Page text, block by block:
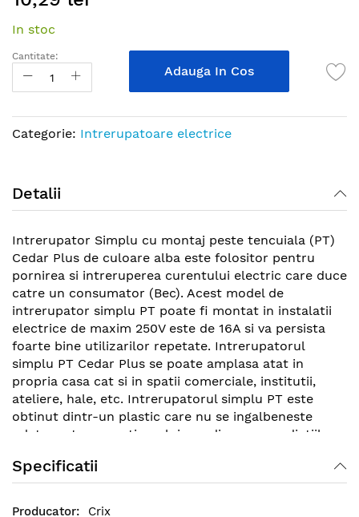
beginning
of
images
In stoc
Cantitate:
Adauga In Cos
Categorie: Intrerupatoare electrice
Detalii
Intrerupator Simplu cu montaj peste tencuiala (PT)
Cedar Plus de culoare alba este folositor pentru
pornirea si intreruperea curentului electric care duce
catre un consumator (Bec). Acest model de
intrerupator simplu PT poate fi montat in instalatii
electrice de maxim 250V este de 16A si va persista
foarte bine utilizarilor repetate. Intrerupatorul
simplu PT Cedar Plus se poate amplasa atat in
propria casa cat si in spatii comerciale, institutii,
ateliere, hale, etc. Intrerupatorul simplu PT este
obtinut dintr-un plastic care nu se ingalbeneste
odata cu trecerea timpului sau din cauza radiatiilor
repetat.
Specificatii
Crix